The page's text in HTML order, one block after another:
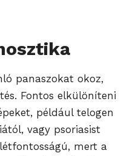
panaszokat okoz,
Fontos elkülöníteni
például telogen
vagy psoriasist
mert a